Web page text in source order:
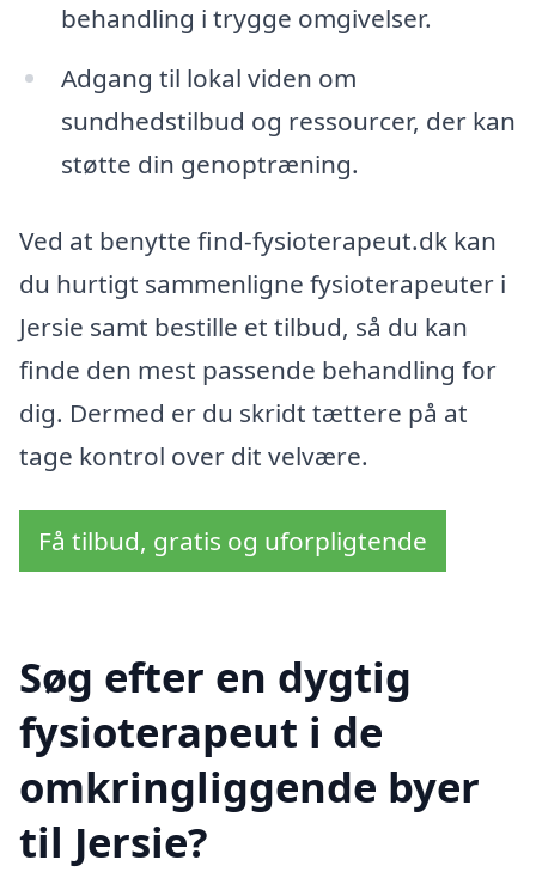
behandling i trygge omgivelser.
Adgang til lokal viden om
sundhedstilbud og ressourcer, der kan
støtte din genoptræning.
Ved at benytte find-fysioterapeut.dk kan
du hurtigt sammenligne fysioterapeuter i
Jersie samt bestille et tilbud, så du kan
finde den mest passende behandling for
dig. Dermed er du skridt tættere på at
tage kontrol over dit velvære.
Få tilbud, gratis og uforpligtende
Søg efter en dygtig
fysioterapeut i de
omkringliggende byer
til Jersie?